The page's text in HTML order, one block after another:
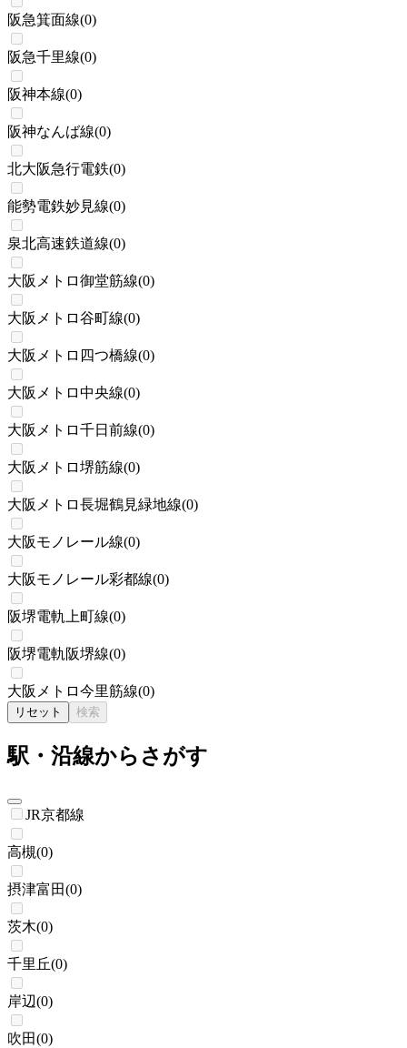
阪急箕面線(0)
阪急千里線(0)
阪神本線(0)
阪神なんば線(0)
北大阪急行電鉄(0)
能勢電鉄妙見線(0)
泉北高速鉄道線(0)
大阪メトロ御堂筋線(0)
大阪メトロ谷町線(0)
大阪メトロ四つ橋線(0)
大阪メトロ中央線(0)
大阪メトロ千日前線(0)
大阪メトロ堺筋線(0)
大阪メトロ長堀鶴見緑地線(0)
大阪モノレール線(0)
大阪モノレール彩都線(0)
阪堺電軌上町線(0)
阪堺電軌阪堺線(0)
大阪メトロ今里筋線(0)
リセット 検索
駅・沿線からさがす
JR京都線
高槻(0)
摂津富田(0)
茨木(0)
千里丘(0)
岸辺(0)
吹田(0)